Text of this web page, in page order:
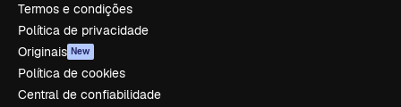
Termos e condições
Política de privacidade
Originais New
Política de cookies
Central de confiabilidade